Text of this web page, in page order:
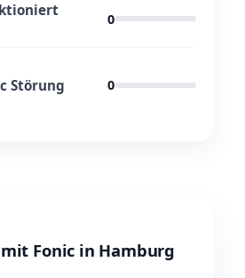
0
Störung 0
Fonic in Hamburg